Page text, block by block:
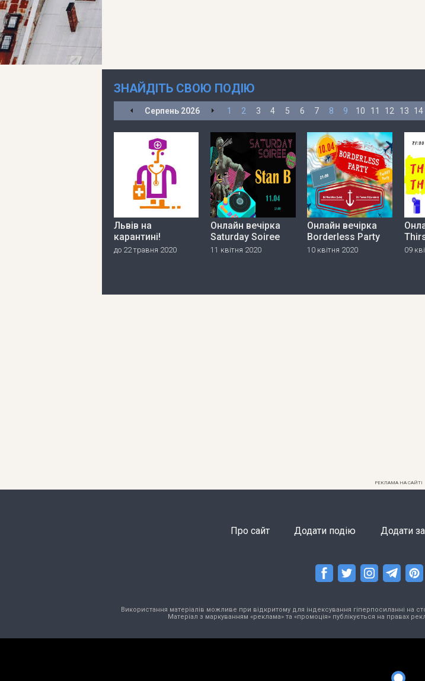
ЗНАЙДІТЬ СВОЮ ПОДІЮ
Серпень 2026 1 2 3 4 5 6 7 8 9 10 11 12 13 14
Львів на
карантині!
до 22 травня 2020
Онлайн вечірка
Saturday Soiree
11 квітня 2020
Онлайн вечірка
Borderless Party
10 квітня 2020 09
РЕКЛАМА НА САЙТІ
Про сайт Додати подію Додати
Використання матеріалів можливе при відкритому для індексування гіперпосиланні на
Матеріал з маркуванням «реклама» та «промоція» публікується на правах